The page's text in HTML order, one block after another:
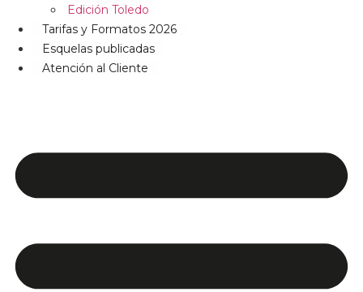
Edición Toledo
Tarifas y Formatos 2026
Esquelas publicadas
Atención al Cliente